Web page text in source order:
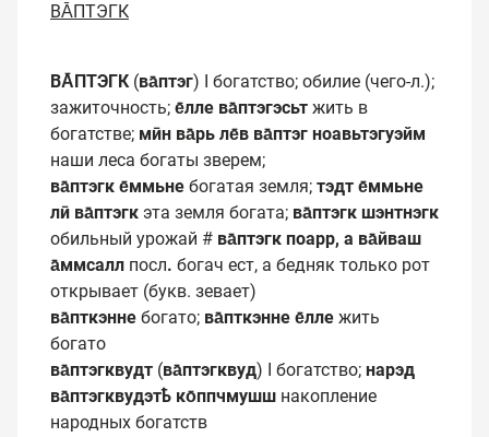
ВА̄ПТЭГК
ВА̄ПТЭГК(ва̄птэг) I богатство; обилие (чего-л.);
зажиточность; е̄лле ва̄птэгэсьт жить в
богатстве; мӣн ва̄рь ле̄в ва̄птэг ноавьтэгуэйм
наши леса богаты зверем;
ва̄птэгк е̄ммьне богатая земля; тэдт е̄ммьне
лӣ ва̄птэгк эта земля богата; ва̄птэгк шэнтнэгк
обильный урожай # ва̄птэгк поарр, а ва̄йваш
а̄ммсалл посл. богач ест, а бедняк только рот
открывает (букв. зевает)
ва̄пткэнне богато; ва̄пткэнне е̄лле жить
богато
ва̄птэгквудт (ва̄птэгквуд) I богатство; нарэд
ва̄птэгквудэтҍ ко̄ппчмушш накопление
народных богатств